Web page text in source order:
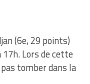
(6e, 29 points)
Lors de cette
tomber dans la